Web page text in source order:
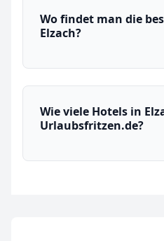
Wo findet man die
Elzach?
Wie viele Hotels in
Urlaubsfritzen.de?